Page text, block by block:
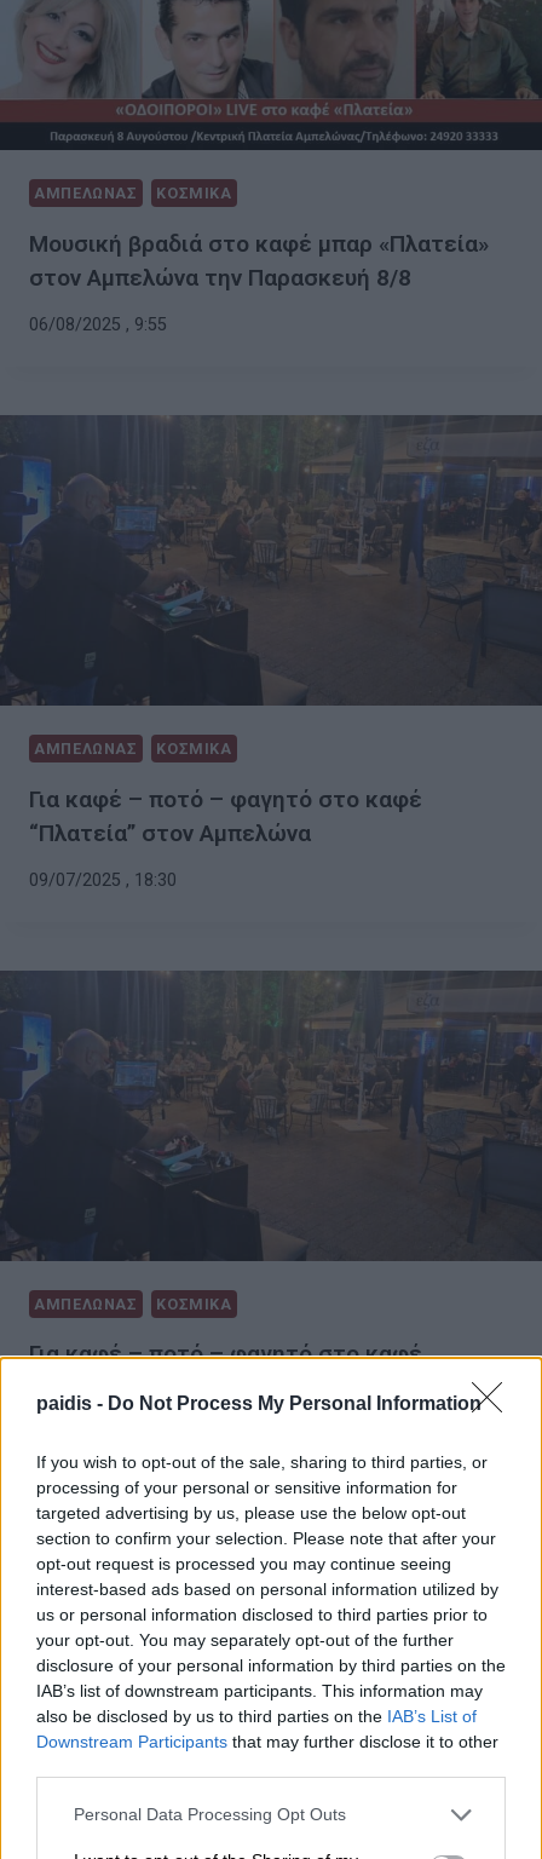
paidis - Do Not Process My Personal Information
If you wish to opt-out of the sale, sharing to third parties, or
processing of your personal or sensitive information for
targeted advertising by us, please use the below opt-out
section to confirm your selection. Please note that after your
opt-out request is processed you may continue seeing
interest-based ads based on personal information utilized by
us or personal information disclosed to third parties prior to
your opt-out. You may separately opt-out of the further
disclosure of your personal information by third parties on the
IAB’s list of downstream participants. This information may
also be disclosed by us to third parties on the IAB’s List of
Downstream Participants that may further disclose it to other
Personal Data Processing Opt Outs
ΑΜΠΕΛΩΝΑΣ ΚΟΣΜΙΚΑ
Μουσική βραδιά στο καφέ μπαρ «Πλατεία»
στον Αμπελώνα την Παρασκευή 8/8
06/08/2025 , 9:55
ΑΜΠΕΛΩΝΑΣ ΚΟΣΜΙΚΑ
Για καφέ – ποτό – φαγητό στο καφέ
“Πλατεία” στον Αμπελώνα
09/07/2025 , 18:30
ΑΜΠΕΛΩΝΑΣ ΚΟΣΜΙΚΑ
Για καφέ – ποτό – φαγητό στο καφέ